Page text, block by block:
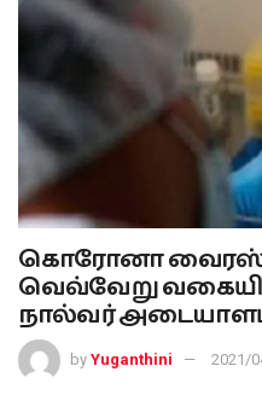
கொரோனா வைரஸ்
வெவ்வேறு
நால்வர்
by Yuganthini 2021/